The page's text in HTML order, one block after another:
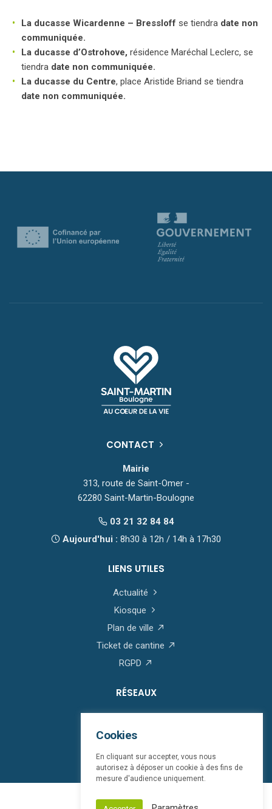
La ducasse Wicardenne – Bressloff se tiendra date non
communiquée.
La ducasse d’Ostrohove, résidence Maréchal Leclerc, se
tiendra date non communiquée.
La ducasse du Centre, place Aristide Briand se tiendra
date non communiquée.
CONTACT
Mairie
313, route de Saint-Omer -
62280 Saint-Martin-Boulogne
03 21 32 84 84
Aujourd'hui : 8h30 à 12h / 14h à 17h30
LIENS UTILES
Actualité
Kiosque
Plan de ville
Ticket de cantine
RGPD
RÉSEAUX
© Saint-Martin-Boulogne 2026
Cookies
En cliquant sur accepter, vous nous
autorisez à déposer un cookie à des fins de
mesure d'audience uniquement.